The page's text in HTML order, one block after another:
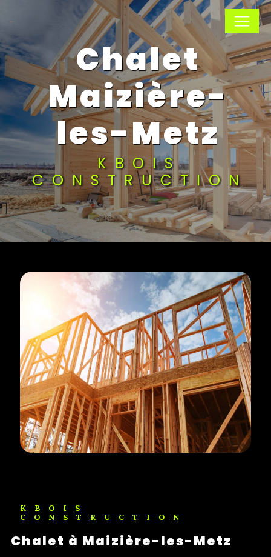
chalet
Maizière-
les-Metz
KBOIS
CONSTRUCTION
KBOIS
CONSTRUCTION
chalet à Maizière-les-Metz
Panneau de gestion des cookies